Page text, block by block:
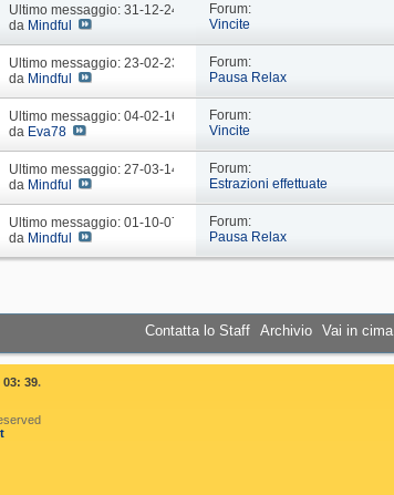
Ultimo messaggio: 31-12-24
09: 44
da Mindful
Forum:
Vincite
Ultimo messaggio: 23-02-23
10: 29
da Mindful
Forum:
Pausa Relax
Ultimo messaggio: 04-02-16
18: 37
da Eva78
Forum:
Vincite
Ultimo messaggio: 27-03-14
19: 15
da Mindful
Forum:
Estrazioni effettuate
Ultimo messaggio: 01-10-07
16: 45
da Mindful
Forum:
Pausa Relax
Contatta lo Staff Archivio Vai in cima
03: 39.